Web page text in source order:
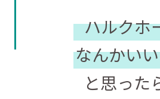
ハルクホ
なんかい
と思った